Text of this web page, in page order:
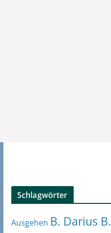
Schlagwörter
Ausgehen B. Darius B.